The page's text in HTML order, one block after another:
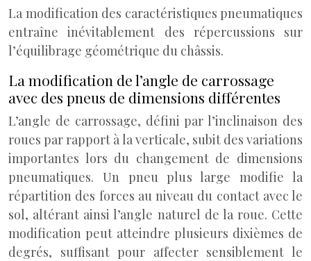
La modification des caractéristiques pneumatiques
entraîne inévitablement des répercussions sur
l’équilibrage géométrique du châssis.
La modification de l’angle de carrossage
avec des pneus de dimensions différentes
L’angle de carrossage, défini par l’inclinaison des
roues par rapport à la verticale, subit des variations
importantes lors du changement de dimensions
pneumatiques. Un pneu plus large modifie la
répartition des forces au niveau du contact avec le
sol, altérant ainsi l’angle naturel de la roue. Cette
modification peut atteindre plusieurs dixièmes de
degrés, suffisant pour affecter sensiblement le